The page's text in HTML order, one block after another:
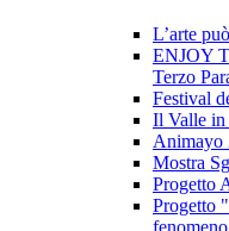
L’arte
ENJOY
Terzo
Festival
Il Valle in
Animayo
Mostra
Progetto
Progetto